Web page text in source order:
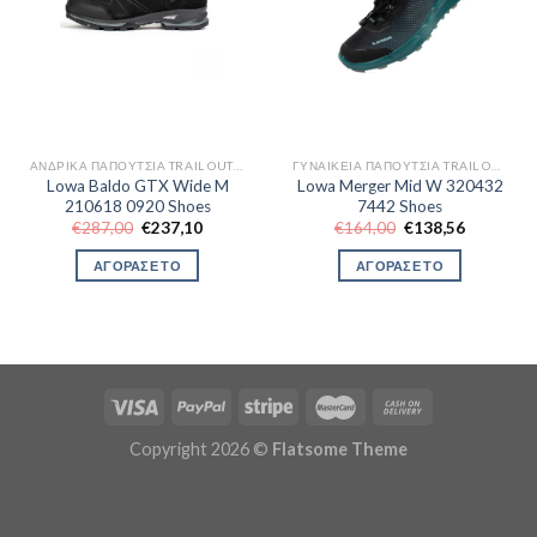
ΑΝΔΡΙΚΆ ΠΑΠΟΎΤΣΙΑ TRAIL OUTDOR
Lowa Baldo GTX Wide M
210618 0920 Shoes
€287,00 Original
was:
€287,00.
€237,10Η
ΑΓΟΡΑΣΕ ΤΟ
Lowa Merger Mid W 320432
7442 Shoes
€164,00 Original
was:
€164,00.
€138,56Η
ΑΓΟΡΑΣΕ ΤΟ
Copyright 2026 © Flatsome Theme